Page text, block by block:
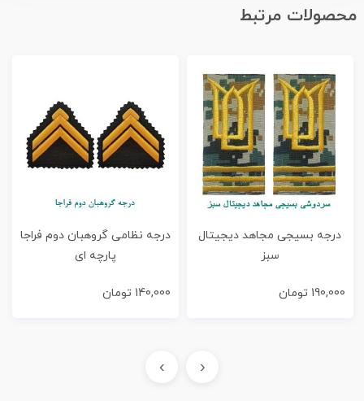
محصولات مرتبط
درجه بسیجی مجاهد دیجیتال
سبز
190,000 تومان
درجه نظامی گروهبان دوم فراجا
پارچه ای
140,000 تومان
‹
›